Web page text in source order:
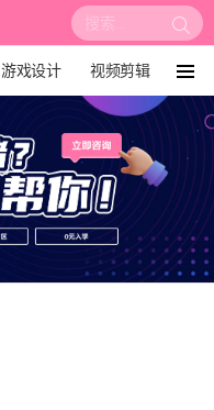
搜
索:
游戏设计 视频剪辑
单